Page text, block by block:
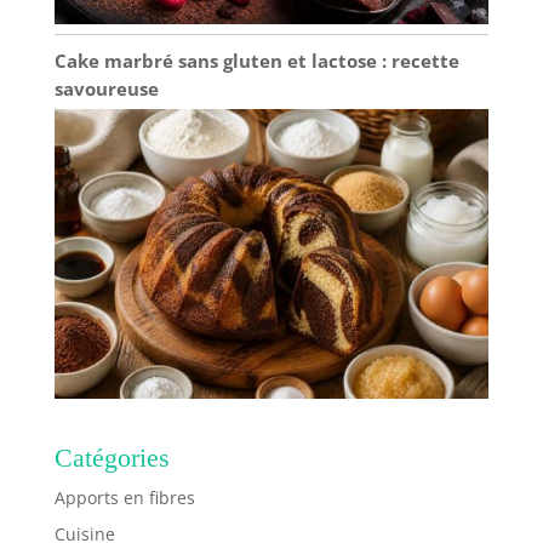
Cake marbré sans gluten et lactose : recette
savoureuse
Catégories
Apports en fibres
Cuisine